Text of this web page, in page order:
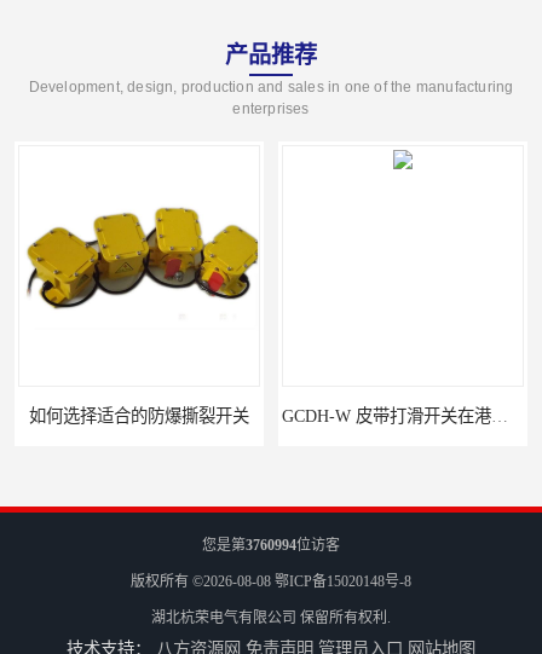
产品推荐
Development, design, production and sales in one of the manufacturing
enterprises
如何选择适合的防爆撕裂开关
您是第3760994位访客
版权所有 ©2026-08-08 鄂ICP备15020148号-8
湖北杭荣电气有限公司 保留所有权利.
技术支持： 八方资源网 免责声明 管理员入口 网站地图